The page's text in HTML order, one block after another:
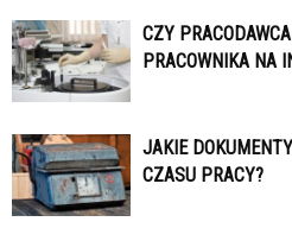
CZY
PRACOWNIKA NA
JAKIE
CZASU PRACY?